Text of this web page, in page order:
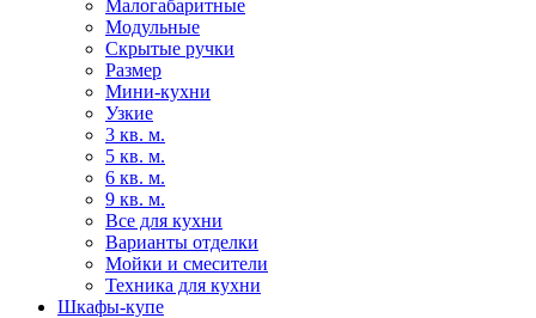
Малогабаритные
Модульные
Скрытые ручки
Размер
Мини-кухни
Узкие
3 кв. м.
5 кв. м.
6 кв. м.
9 кв. м.
Все для кухни
Варианты отделки
Мойки и смесители
Техника для кухни
Шкафы-купе